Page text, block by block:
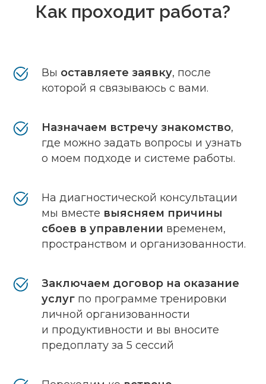
Как проходит работа?
Вы оставляете заявку, после
которой я связываюсь с вами.
Назначаем встречу знакомство,
где можно задать вопросы и узнать
о моем подходе и системе работы.
На диагностической консультации
мы вместе выясняем причины
сбоев в управлении временем,
пространством и организованности.
Заключаем договор на оказание
услуг по программе тренировки
личной организованности
и продуктивности и вы вносите
предоплату за 5 сессий